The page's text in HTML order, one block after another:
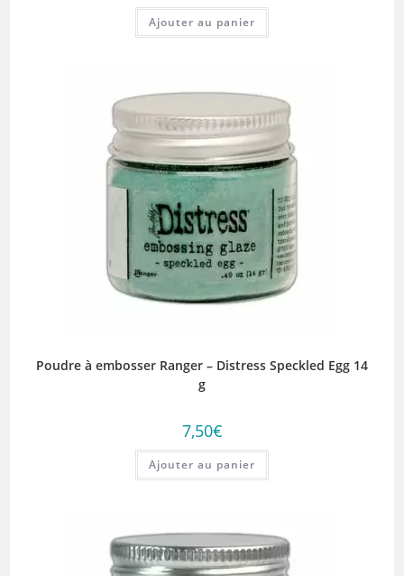
Ajouter au panier
Poudre à embosser Ranger – Distress Speckled Egg 14
g
7,50€
Ajouter au panier